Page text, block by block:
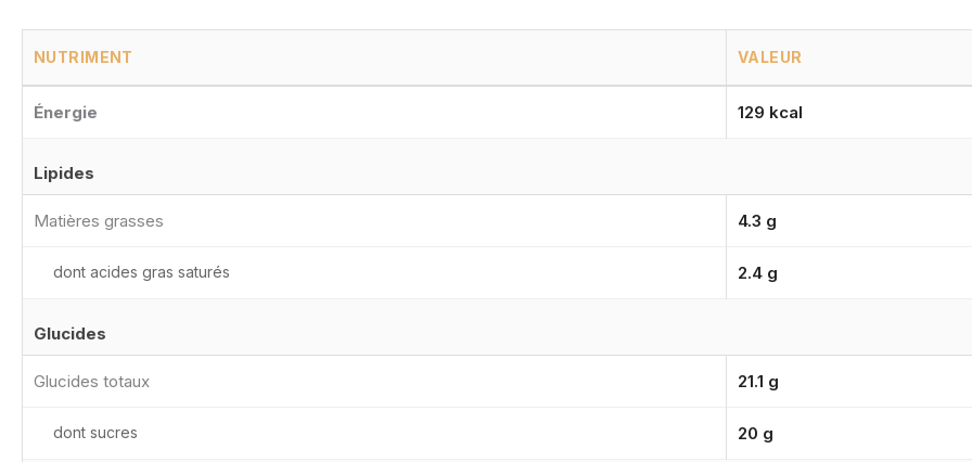
NUTRIMENT VALEUR
Énergie 129 kcal
Lipides
Matières grasses 4.3 g
dont acides gras saturés 2.4 g
Glucides
Glucides totaux 21.1 g
dont sucres 20 g